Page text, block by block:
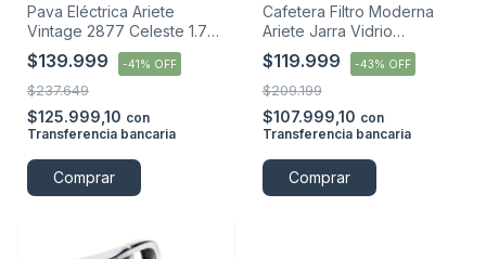
Pava Eléctrica Ariete
Vintage 2877 Celeste 1.7
Litros
$139.999 -41% OFF
$237.649
$125.999,10 con
Transferencia bancaria
Comprar
Cafetera Filtro Moderna
Ariete Jarra Vidrio
Templado
$119.999 -43% OFF
$209.199
$107.999,10 con
Transferencia bancaria
Comprar